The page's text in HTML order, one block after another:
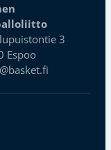
3
Espoo